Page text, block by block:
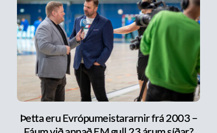
Þetta eru Evrópumeistararnir frá 2003 –